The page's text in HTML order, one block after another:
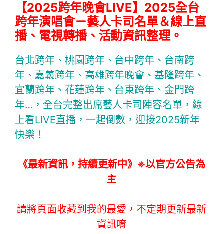
【2025跨年晚會LIVE】2025全台
跨年演唱會－藝人卡司名單＆線上直
播、電視轉播、活動資訊整理。
台北跨年、桃園跨年、台中跨年、台南跨
年、嘉義跨年、高雄跨年晚會、基隆跨年、
宜蘭跨年、花蓮跨年、台東跨年、金門跨
年…，全台完整出席藝人卡司陣容名單，線
上看LIVE直播，一起倒數，迎接2025新年
快樂！
《最新資訊，持續更新中》※以官方公告為
主
請將頁面收藏到我的最愛，不定期更新最新
資訊唷